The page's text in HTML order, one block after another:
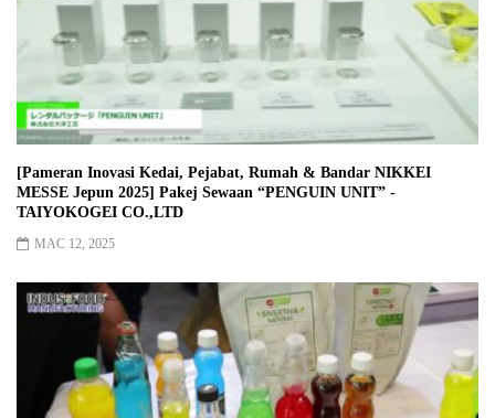
[Pameran Inovasi Kedai, Pejabat, Rumah & Bandar NIKKEI
MESSE Jepun 2025] Pakej Sewaan “PENGUIN UNIT” -
TAIYOKOGEI CO.,LTD
MAC 12, 2025